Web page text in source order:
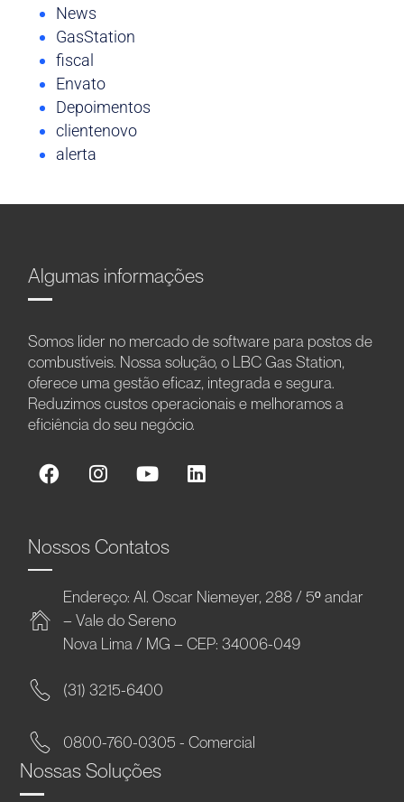
News
GasStation
fiscal
Envato
Depoimentos
clientenovo
alerta
Algumas informações
Somos líder no mercado de software para postos de
combustíveis. Nossa solução, o LBC Gas Station,
oferece uma gestão eficaz, integrada e segura.
Reduzimos custos operacionais e melhoramos a
eficiência do seu negócio.
Nossos Contatos
Endereço: Al. Oscar Niemeyer, 288 / 5º andar
– Vale do Sereno
Nova Lima / MG – CEP: 34006-049
(31) 3215-6400
0800-760-0305 - Comercial
Nossas Soluções